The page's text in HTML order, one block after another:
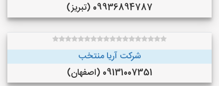
09936894787 (تبریز)
شرکت آریا منتخب
09131007351 (اصفهان)